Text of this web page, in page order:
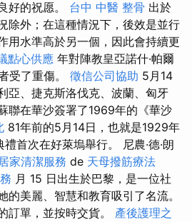
好的祝愿。 台中 中醫 整骨 出於
除外；在這種情況下，後效是並行
用水準高於另一個，因此會持續更
點心供應 年對陣教皇亞諾什·帕爾
受了重傷。 徵信公司協助 5月14
亞、捷克斯洛伐克、波蘭、匈牙
聯在華沙簽署了1969年的《華沙
81年前的5月14日，也就是1929年
首次在好萊塢舉行。 尼農·德·朗
家清潔服務 de 天母撥筋療法
月 15 日出生於巴黎，是一位社
的美麗、智慧和教育吸引了名流。
訂單，並按時交貨。 產後護理之